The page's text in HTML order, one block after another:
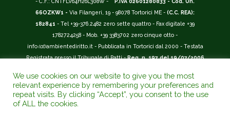
66OZKW1 - Via Filangeri, 19 - 98078 Tortorici ME - (C.C. REA):
182841 - Tel +39-376.2482 zero sette quattro - Fax digitale +39
1782724258 - Mob. +39 3383702 zero cinque otto -
info(at)ambientediritto.it - Pubblicata in Tortorici dal 2000 - Testata
Registrata presso il Tribunale di Patti -Reg. n. 197 del 19/07/2006
__________
La Rivista Giuridica AMBIENTEDIRITTO.IT ISSN 1974-9562
riconosciuta ed inserita nell'Area 12 - (
We use cookies on our website to give you the most
relevant experience by remembering your preferences and
repeat visits. By clicking “Accept”, you consent to the use
of ALL the cookies.